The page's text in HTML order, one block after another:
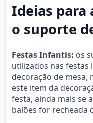
Ideias para
o suporte
Festas Infantis: os
utilizados nas
decoração de mesa,
este item da
festa, ainda mais se
balões for recheada